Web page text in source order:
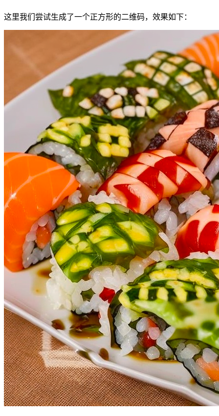
这里我们尝试生成了一个正方形的二维码，效果如下：